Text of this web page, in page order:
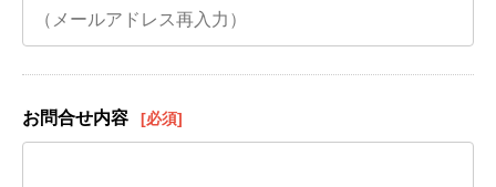
お問合せ内容 [必須]